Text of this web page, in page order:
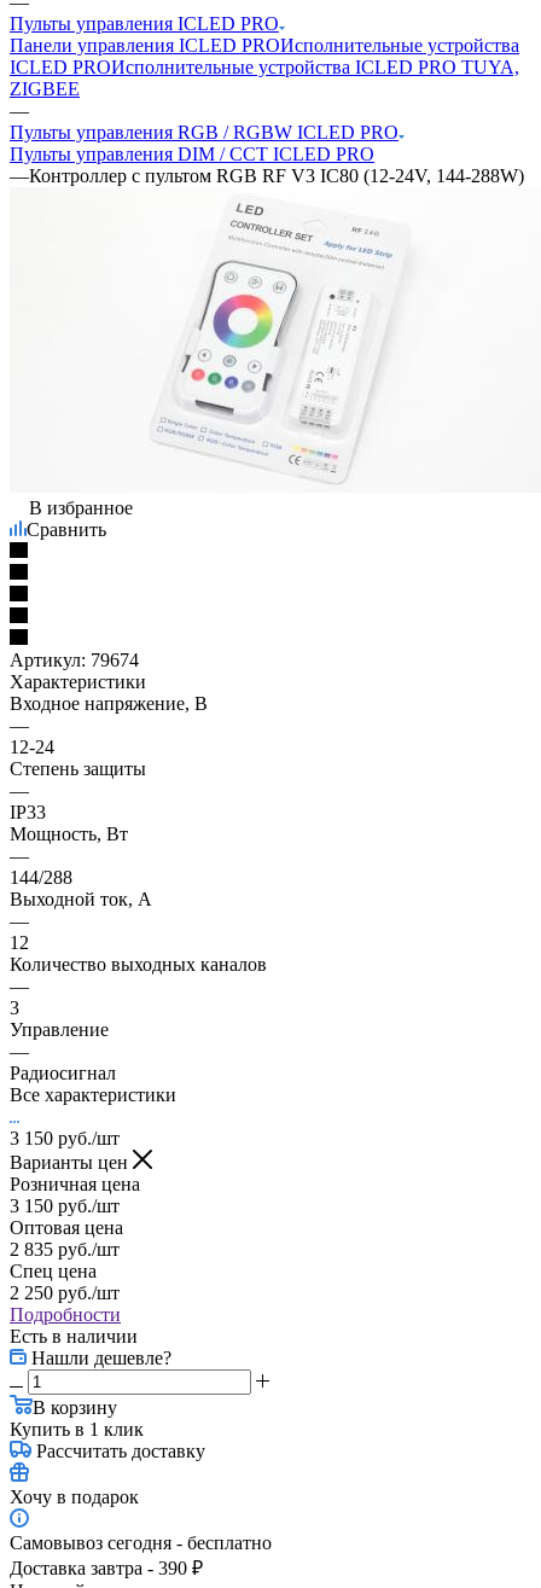
Пульты управления ICLED PRO
Панели управления ICLED PROИсполнительные устройства
ICLED PROИсполнительные устройства ICLED PRO TUYA,
ZIGBEE
—
Пульты управления RGB / RGBW ICLED PRO
Пульты управления DIM / CCT ICLED PRO
—Контроллер с пультом RGB RF V3 IC80 (12-24V, 144-288W)
В избранное
Сравнить
Артикул: 79674
Характеристики
Входное напряжение, В
—
12-24
Степень защиты
—
IP33
Мощность, Вт
—
144/288
Выходной ток, А
—
12
Количество выходных каналов
—
3
Управление
—
Радиосигнал
Все характеристики
3 150 руб./шт
Варианты цен
Розничная цена
3 150 руб./шт
Оптовая цена
2 835 руб./шт
Спец цена
2 250 руб./шт
Подробности
Есть в наличии
Нашли дешевле?
В корзину
Купить в 1 клик
Рассчитать доставку
Хочу в подарок
Самовывоз сегодня - бесплатно
Доставка завтра - 390 ₽